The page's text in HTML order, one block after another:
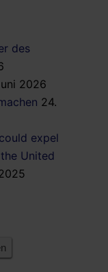
des
2026
24.
expel
United